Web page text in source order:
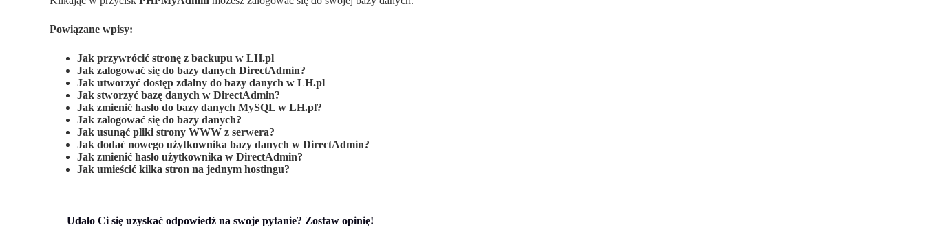
Powiązane wpisy:
Jak przywrócić stronę z backupu w LH.pl
Jak zalogować się do bazy danych DirectAdmin?
Jak utworzyć dostęp zdalny do bazy danych w LH.pl
Jak stworzyć bazę danych w DirectAdmin?
Jak zmienić hasło do bazy danych MySQL w LH.pl?
Jak zalogować się do bazy danych?
Jak usunąć pliki strony WWW z serwera?
Jak dodać nowego użytkownika bazy danych w DirectAdmin?
Jak zmienić hasło użytkownika w DirectAdmin?
Jak umieścić kilka stron na jednym hostingu?
Udało Ci się uzyskać odpowiedź na swoje pytanie? Zostaw opinię!